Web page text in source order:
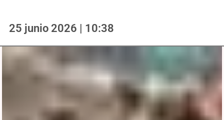
25 junio 2026 | 10:38